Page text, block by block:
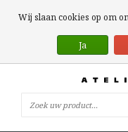
Wij slaan cookies op om
Ja